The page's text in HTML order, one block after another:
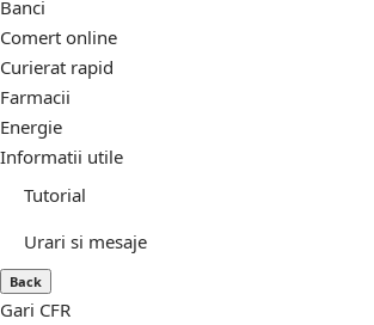
Banci
Comert online
Curierat rapid
Farmacii
Energie
Informatii utile
Tutorial
Urari si mesaje
Back
Gari CFR